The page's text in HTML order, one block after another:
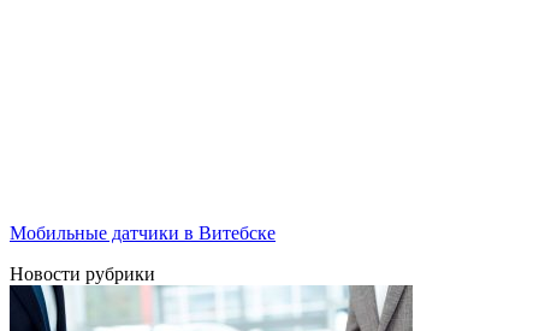
Мобильные датчики в Витебске
Новости рубрики